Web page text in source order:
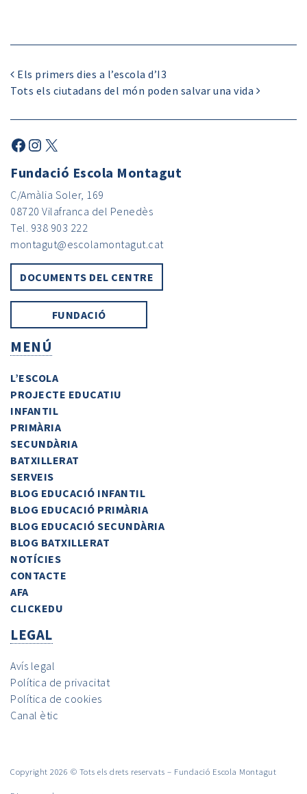
Els primers dies a l’escola d’I3
Tots els ciutadans del món poden salvar una vida
Fundació Escola Montagut
C/Amàlia Soler, 169
08720 Vilafranca del Penedès
Tel. 938 903 222
montagut@escolamontagut.cat
DOCUMENTS DEL CENTRE
FUNDACIÓ
MENÚ
L’ESCOLA
PROJECTE EDUCATIU
INFANTIL
PRIMÀRIA
SECUNDÀRIA
BATXILLERAT
SERVEIS
BLOG EDUCACIÓ INFANTIL
BLOG EDUCACIÓ PRIMÀRIA
BLOG EDUCACIÓ SECUNDÀRIA
BLOG BATXILLERAT
NOTÍCIES
CONTACTE
AFA
CLICKEDU
LEGAL
Avís legal
Política de privacitat
Política de cookies
Canal ètic
Copyright 2026 © Tots els drets reservats – Fundació Escola Montagut